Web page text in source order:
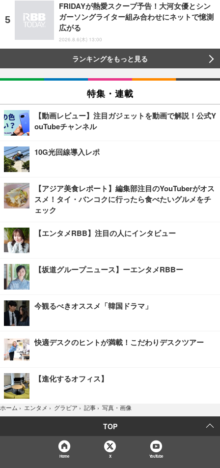
FRIDAYが熱愛スクープ予告！大河女優とシン
ガーソングライター組み合わせにネットで憶測
広がる
2026.8.6(木) 13:00
ランキングをもっと見る
特集・連載
【動画レビュー】注目ガジェットを動画で解説！公式Y
ouTubeチャンネル
10G光回線導入レポ
【アジア美食レポート】編集部注目のYouTuberがオス
スメ！タイ・バンコクに行ったら食べたいグルメをチ
ェック
【エンタメRBB】注目の人にインタビュー
【坂道グループニュース】ーエンタメRBBー
今観るべきオススメ「韓国ドラマ」
快適デスクのヒントが満載！こだわりデスクツアー
【進化するオフィス】
ホーム › エンタメ › グラビア › 記事 › 写真・画像
TOP
Home X YouTube